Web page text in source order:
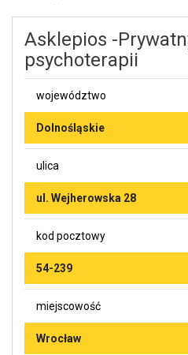
Asklepios -
psychoterapii
województwo
Dolnośląskie
ulica
ul. Wejherowska 28
kod pocztowy
54-239
miejscowość
Wrocław